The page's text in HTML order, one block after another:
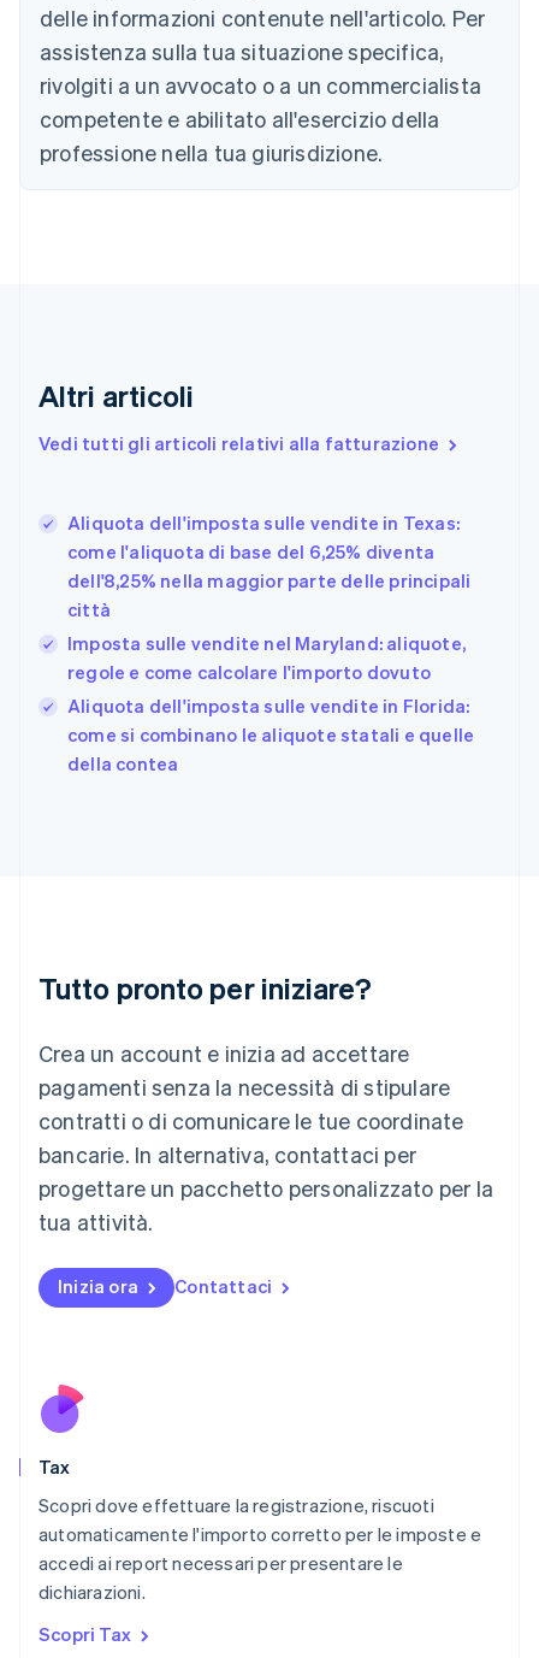
delle informazioni contenute nell'articolo. Per
assistenza sulla tua situazione specifica,
rivolgiti a un avvocato o a un commercialista
competente e abilitato all'esercizio della
professione nella tua giurisdizione.
Altri articoli
Vedi tutti gli articoli relativi alla fatturazione
Aliquota dell'imposta sulle vendite in Texas:
come l'aliquota di base del 6,25% diventa
dell'8,25% nella maggior parte delle principali
città
Imposta sulle vendite nel Maryland: aliquote,
regole e come calcolare l'importo dovuto
Aliquota dell'imposta sulle vendite in Florida:
come si combinano le aliquote statali e quelle
della contea
Tutto pronto per iniziare?
Crea un account e inizia ad accettare
pagamenti senza la necessità di stipulare
contratti o di comunicare le tue coordinate
bancarie. In alternativa, contattaci per
progettare un pacchetto personalizzato per la
tua attività.
Inizia ora Contattaci
Tax
Scopri dove effettuare la registrazione, riscuoti
automaticamente l'importo corretto per le imposte e
accedi ai report necessari per presentare le
dichiarazioni.
Scopri Tax
Austria
Belgio
NederlandsFrançaisDeutschEnglish
Brasile
Português English
Bulgaria
Danimarca
Emirati Arabi Uniti
English
Finlandia
EnglishSvenska
Francia
Germania
DeutschEnglish
Giappone
日本語
Gibilterra
English
Lettonia
English
DeutschEnglish
Lituania
Français DeutschEnglish
Malaysia
English 简体中文
Malta
Messico
EspañolEnglish
English
Paesi Bassi
English
Portogallo
RAS di Hong Kong, Cina
English简体中文
Regno Unito
English